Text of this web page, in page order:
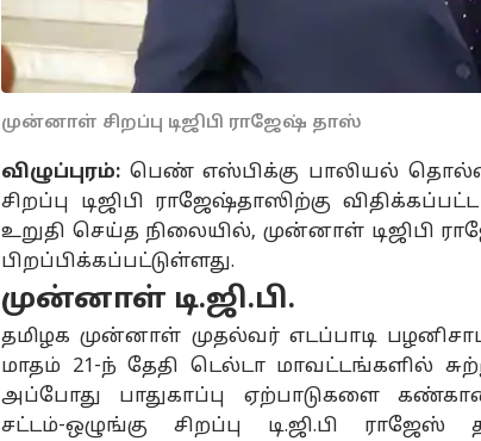
முன்னாள் சிறப்பு டிஜிபி ராஜேஷ் தாஸ்
விழுப்புரம்: பெண் எஸ்பிக்கு பாலியல்
சிறப்பு டிஜிபி ராஜேஷ்தாஸிற்கு
உறுதி செய்த நிலையில், முன்னாள் டிஜிபி
பிறப்பிக்கப்பட்டுள்ளது.
முன்னாள் டி.ஜி.பி.
தமிழக முன்னாள் முதல்வர் எடப்பாடி
மாதம் 21-ந் தேதி டெல்டா மாவட்டங்களில்
அப்போது பாதுகாப்பு ஏற்பாடுகளை
சட்டம்-ஒழுங்கு சிறப்பு டி.ஜி.பி